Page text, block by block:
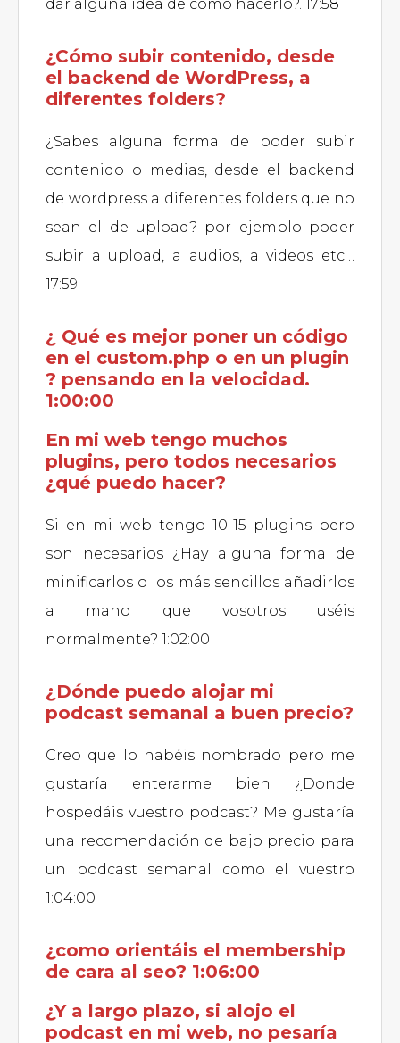
dar alguna idea de cómo hacerlo?. 17:58
¿Cómo subir contenido, desde
el backend de WordPress, a
diferentes folders?
¿Sabes alguna forma de poder subir
contenido o medias, desde el backend
de wordpress a diferentes folders que no
sean el de upload? por ejemplo poder
subir a upload, a audios, a videos etc…
17:59
¿ Qué es mejor poner un código
en el custom.php o en un plugin
? pensando en la velocidad.
1:00:00
En mi web tengo muchos
plugins, pero todos necesarios
¿qué puedo hacer?
Si en mi web tengo 10-15 plugins pero
son necesarios ¿Hay alguna forma de
minificarlos o los más sencillos añadirlos
a mano que vosotros uséis
normalmente? 1:02:00
¿Dónde puedo alojar mi
podcast semanal a buen precio?
Creo que lo habéis nombrado pero me
gustaría enterarme bien ¿Donde
hospedáis vuestro podcast? Me gustaría
una recomendación de bajo precio para
un podcast semanal como el vuestro
1:04:00
¿como orientáis el membership
de cara al seo? 1:06:00
¿Y a largo plazo, si alojo el
podcast en mi web, no pesaría